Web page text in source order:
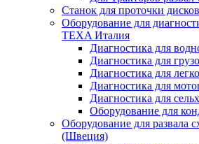
Станок для проточки
Оборудование для
TEXA Италия
Диагностика для
Диагностика для
Диагностика для
Диагностика для
Диагностика для
Оборудование для
Оборудование для развала
(Швеция)